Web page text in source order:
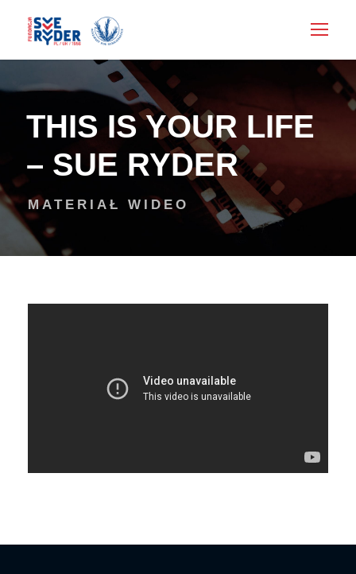
THIS IS YOUR LIFE
– SUE RYDER
MATERIAŁ WIDEO